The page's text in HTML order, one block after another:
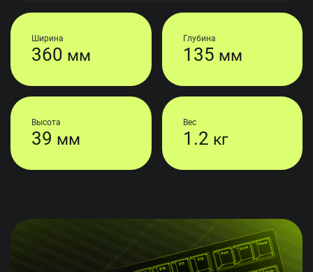
Ширина
360 мм
Глубина
135 мм
Высота
39 мм
Вес
1.2 кг